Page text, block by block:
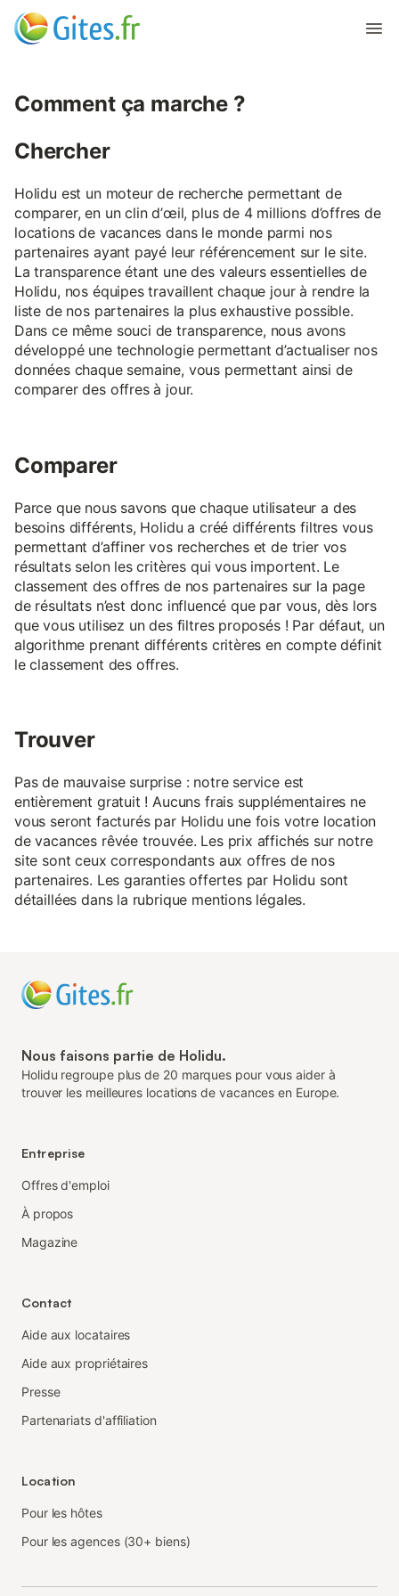
Comment ça marche ?
Chercher
Holidu est un moteur de recherche permettant de
comparer, en un clin d’œil, plus de 4 millions d’offres de
locations de vacances dans le monde parmi nos
partenaires ayant payé leur référencement sur le site.
La transparence étant une des valeurs essentielles de
Holidu, nos équipes travaillent chaque jour à rendre la
liste de nos partenaires la plus exhaustive possible.
Dans ce même souci de transparence, nous avons
développé une technologie permettant d’actualiser nos
données chaque semaine, vous permettant ainsi de
comparer des offres à jour.
Comparer
Parce que nous savons que chaque utilisateur a des
besoins différents, Holidu a créé différents filtres vous
permettant d’affiner vos recherches et de trier vos
résultats selon les critères qui vous importent. Le
classement des offres de nos partenaires sur la page
de résultats n’est donc influencé que par vous, dès lors
que vous utilisez un des filtres proposés ! Par défaut, un
algorithme prenant différents critères en compte définit
le classement des offres.
Trouver
Pas de mauvaise surprise : notre service est
entièrement gratuit ! Aucuns frais supplémentaires ne
vous seront facturés par Holidu une fois votre location
de vacances rêvée trouvée. Les prix affichés sur notre
site sont ceux correspondants aux offres de nos
partenaires. Les garanties offertes par Holidu sont
détaillées dans la rubrique mentions légales.
Nous faisons partie de Holidu.
Holidu regroupe plus de 20 marques pour vous aider à
trouver les meilleures locations de vacances en Europe.
Entreprise
Offres d'emploi
À propos
Magazine
Contact
Aide aux locataires
Aide aux propriétaires
Presse
Partenariats d'affiliation
Location
Pour les hôtes
Pour les agences (30+ biens)